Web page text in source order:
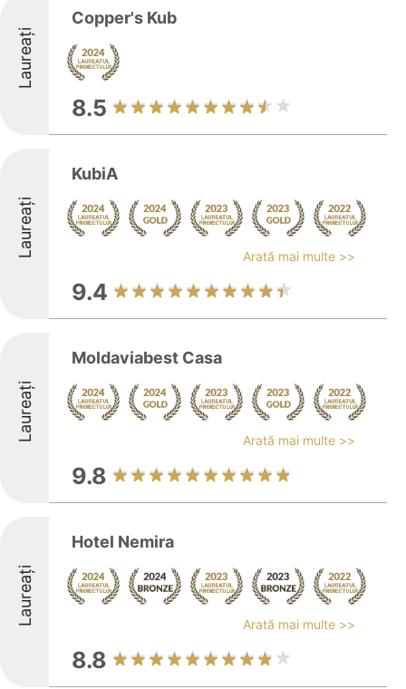
Laureați
Copper's Kub
8.5
Laureați
KubiA
Arată mai multe >>
9.4
Laureați
Moldaviabest Casa
Arată mai multe >>
9.8
Laureați
Hotel Nemira
Arată mai multe >>
8.8